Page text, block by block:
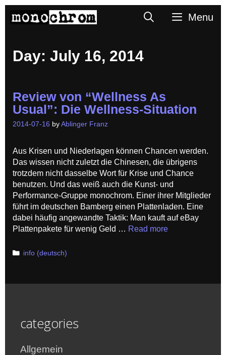
SearchMenu
Day: July 16, 2014
Review von “Wellness As
Usual”: Die Wellness-Situation
2014-07-16 by Ablinger Franz
Aus Krisen und Niederlagen können Chancen werden.
Das wissen nicht zuletzt die Chinesen, die übrigens
trotzdem nicht dasselbe Wort für Krise und Chance
benutzen. Und das weiß auch die Kunst- und
Performance-Gruppe monochrom. Einer ihrer Mitglieder
führt im deutschen Bamberg einen Plattenladen. Eine
dabei häufig angewandte Taktik: Man kauft auf eBay
Plattenpakete für wenig Geld … Read more
Categories
info (deutsch)
categories
Allgemein